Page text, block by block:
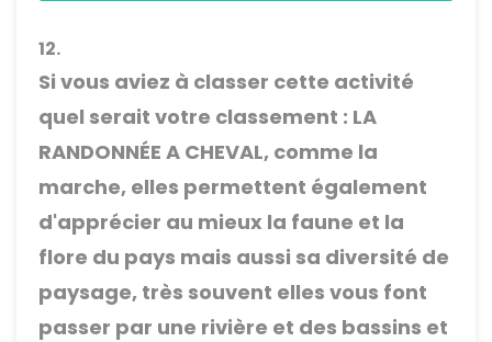
12.
Si vous aviez à classer cette activité
quel serait votre classement : LA
RANDONNÉE A CHEVAL, comme la
marche, elles permettent également
d'apprécier au mieux la faune et la
flore du pays mais aussi sa diversité de
paysage, très souvent elles vous font
passer par une rivière et des bassins et